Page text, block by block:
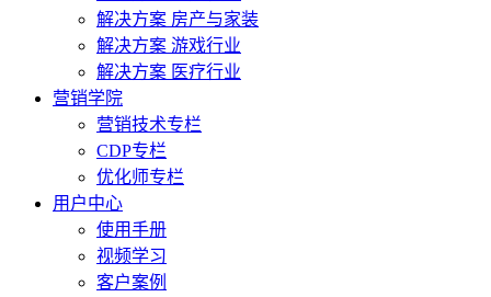
解决方案 房产与家装
解决方案 游戏行业
解决方案 医疗行业
营销学院
营销技术专栏
CDP专栏
优化师专栏
用户中心
使用手册
视频学习
客户案例